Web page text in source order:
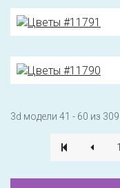
3d модели 41 - 60 из 309
1